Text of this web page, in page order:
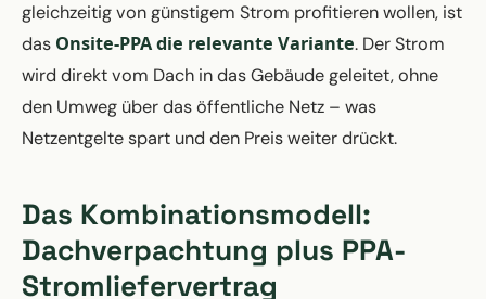
gleichzeitig von günstigem Strom profitieren wollen, ist
das Onsite-PPA die relevante Variante. Der Strom
wird direkt vom Dach in das Gebäude geleitet, ohne
den Umweg über das öffentliche Netz – was
Netzentgelte spart und den Preis weiter drückt.
Das Kombinationsmodell:
Dachverpachtung plus PPA-
Stromliefervertrag